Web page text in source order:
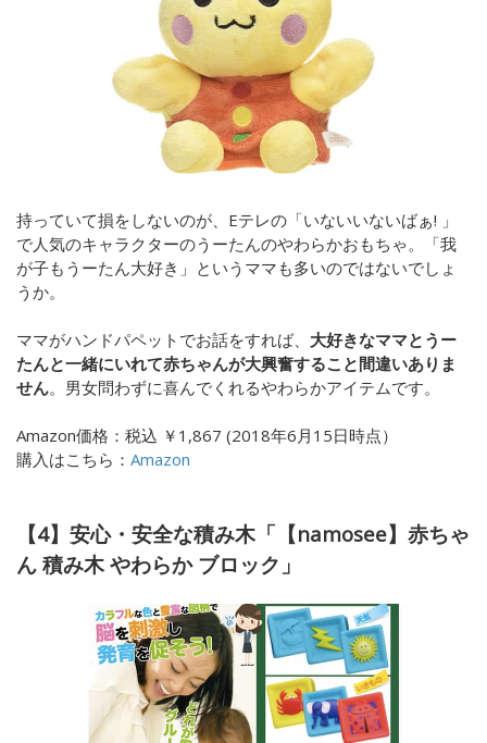
持っていて損をしないのが、Eテレの「いないいないばぁ! 」
で人気のキャラクターのうーたんのやわらかおもちゃ 。「我
が子もうーたん大好き」というママも多いのではないでしょ
うか。
ママがハンドパペットでお話をすれば、 大好きなママとうー
たんと一緒にいれて赤ちゃんが大興奮すること間違いありま
せん。男女問わずに喜んでくれるやわらかアイテムです。
Amazon価格： 税込 ￥1,867 (2018年6月15日時点）
購入はこちら： Amazon
【4】安心・安全な積み木「【namosee】赤ちゃ
ん 積み木 やわらか ブロック」